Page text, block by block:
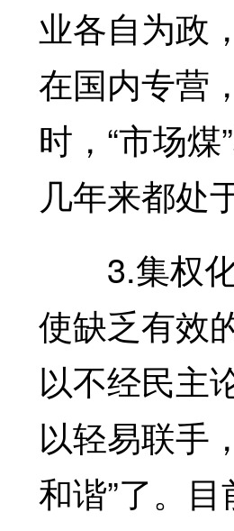
业各自为政
在国内专营
时，“市场
几年来都处
3.集权化
使缺乏有效
以不经民主
以轻易联手
和谐”了。